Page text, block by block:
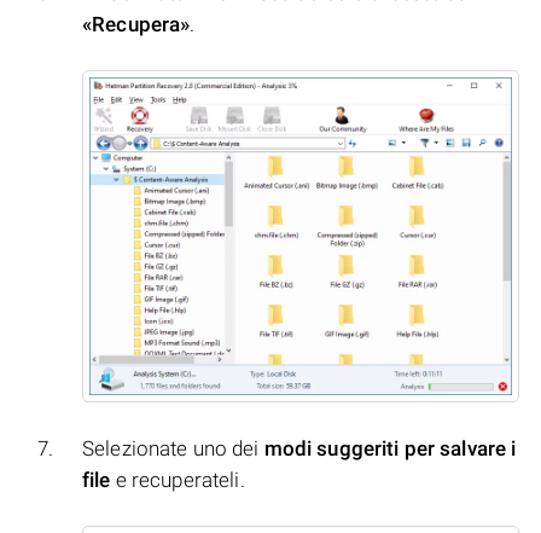
«Recupera».
Selezionate uno dei modi suggeriti per salvare i
file e recuperateli.